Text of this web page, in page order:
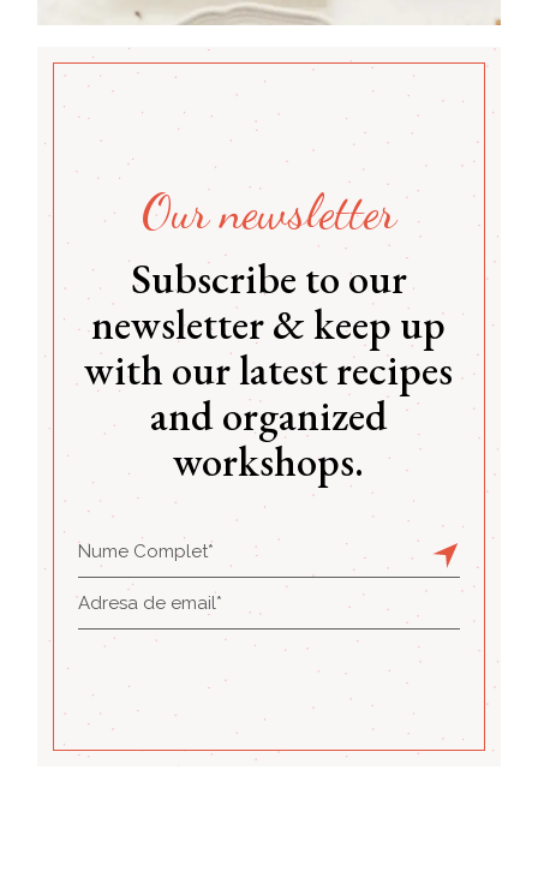
Our newsletter
Subscribe to our
newsletter & keep up
with our latest recipes
and organized
workshops.